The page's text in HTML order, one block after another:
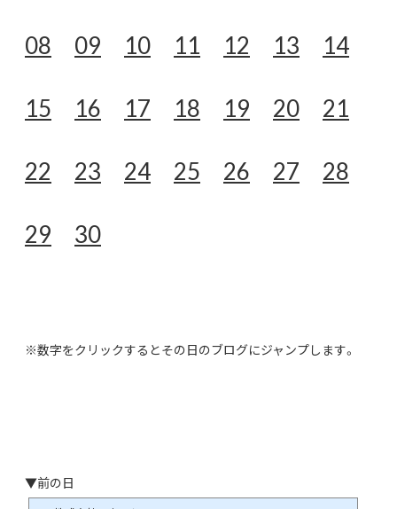
08
09 10 11 12 13
14
15
16 17 18 19 20
21
22
23 24 25 26 27
28
29
30
※数字をクリックするとその日のブログにジャンプします。
▼前の日